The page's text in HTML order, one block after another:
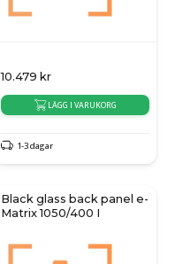
10.479 kr
LÄGG I VARUKORG
1-3 dagar
Black glass back panel e-
Matrix 1050/400 I